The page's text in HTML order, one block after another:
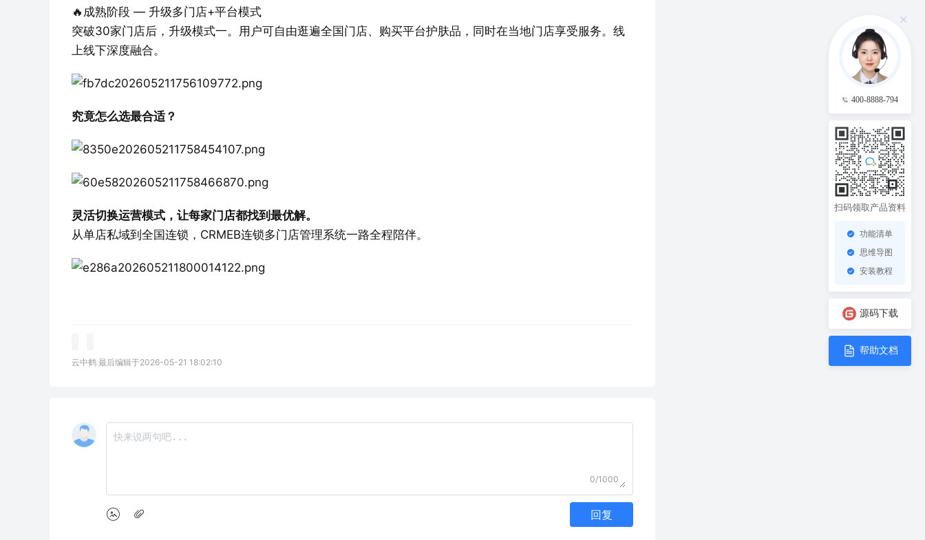
🔥成熟阶段 — 升级多门店+平台模式
突破30家门店后，升级模式一。用户可自由逛遍全国门店、购买平台护肤品，同时在当地门店享受服务。线
上线下深度融合。
究竟怎么选最合适？
灵活切换运营模式，让每家门店都找到最优解。
从单店私域到全国连锁，CRMEB连锁多门店管理系统一路全程陪伴。
云中鹤 最后编辑于2026-05-21 18:02:10
0/1000
回复
400-8888-794
扫码领取产品资料
功能清单
思维导图
安装教程
源码下载
帮助文档